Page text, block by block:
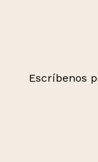
Escríbenos